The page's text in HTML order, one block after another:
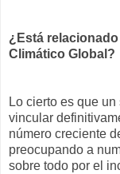
¿Está
Climático Global?
Lo cierto es que
vincular
número creciente
preocupando a
sobre todo por el